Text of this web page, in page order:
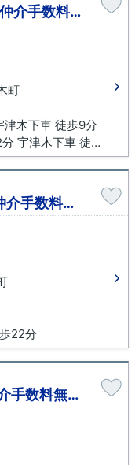
八王子市宇津木町940-8 新築【仲介手数料無料】
町
津木下車 徒歩9分
京王八王子駅 バス32分 宇津木下車 徒歩9分
八王子市片倉町356-15 新築【仲介手数料無料】
22分
八王子市館町1915-19 新築【仲介手数料無料】